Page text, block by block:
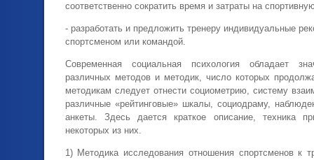
соответственно сократить время и затраты на
- разработать и предложить тренеру индивидуальные
спортсменом или командой.
Современная социальная психология обладает
различных методов и методик, число которых
методикам следует отнести социометрию, систему
различные «рейтинговые» шкалы, социодраму,
анкеты. Здесь дается краткое описание, техника
некоторых из них.
1) Методика исследования отношения спортсменов к